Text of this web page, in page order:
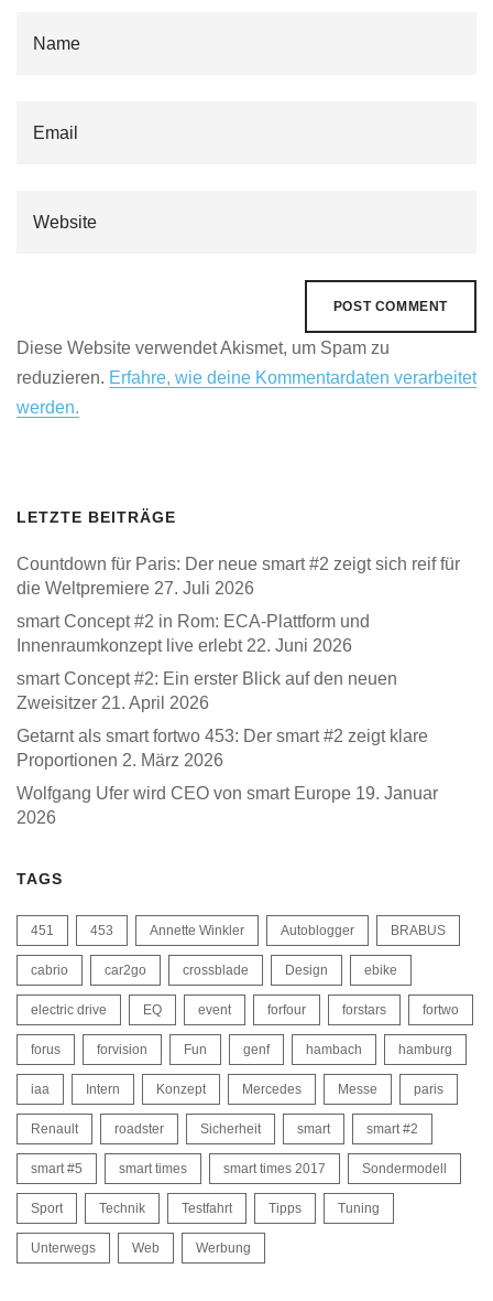
Diese Website verwendet Akismet, um Spam zu
reduzieren. Erfahre, wie deine Kommentardaten verarbeitet
werden.
LETZTE BEITRÄGE
Countdown für Paris: Der neue smart #2 zeigt sich reif für
die Weltpremiere 27. Juli 2026
smart Concept #2 in Rom: ECA-Plattform und
Innenraumkonzept live erlebt 22. Juni 2026
smart Concept #2: Ein erster Blick auf den neuen
Zweisitzer 21. April 2026
Getarnt als smart fortwo 453: Der smart #2 zeigt klare
Proportionen 2. März 2026
Wolfgang Ufer wird CEO von smart Europe 19. Januar
2026
TAGS
451 453 Annette Winkler Autoblogger BRABUS
cabrio car2go crossblade Design ebike
electric drive EQ event forfour forstars fortwo
forus forvision Fun genf hambach hamburg
iaa Intern Konzept Mercedes Messe paris
Renault roadster Sicherheit smart smart #2
smart #5 smart times smart times 2017 Sondermodell
Sport Technik Testfahrt Tipps Tuning
Unterwegs Web Werbung